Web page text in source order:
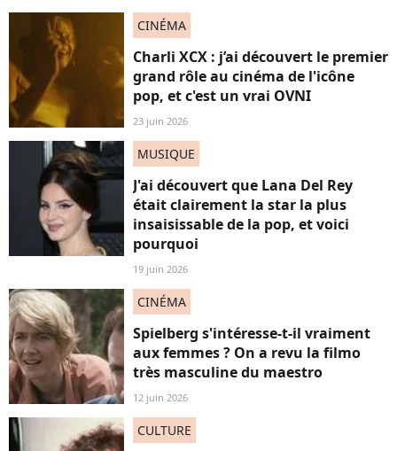
CINÉMA
Charli XCX : j’ai découvert le premier
grand rôle au cinéma de l'icône
pop, et c'est un vrai OVNI
23 juin 2026
MUSIQUE
J'ai découvert que Lana Del Rey
était clairement la star la plus
insaisissable de la pop, et voici
pourquoi
19 juin 2026
CINÉMA
Spielberg s'intéresse-t-il vraiment
aux femmes ? On a revu la filmo
très masculine du maestro
12 juin 2026
CULTURE